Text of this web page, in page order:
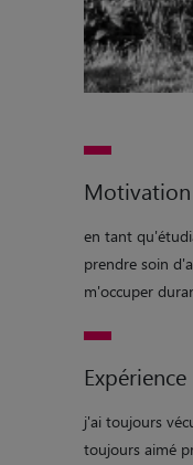
Motivation
en tant
prendre soin
m'occuper
Expérience
j'ai toujours
toujours aimé